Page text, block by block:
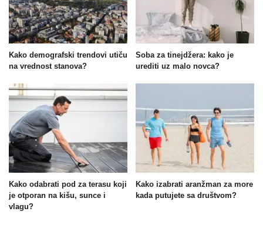
Kako demografski trendovi utiču
na vrednost stanova?
Soba za tinejdžera: kako je
urediti uz malo novca?
Kako odabrati pod za terasu koji
je otporan na kišu, sunce i
vlagu?
Kako izabrati aranžman za more
kada putujete sa društvom?